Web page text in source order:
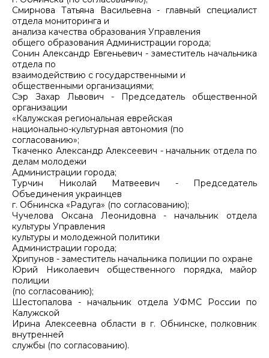
Смирнова Татьяна Васильевна - главный специалист
отдела мониторинга и
анализа качества образования Управления
общего образования Администрации города;
Сонин Александр Евгеньевич - заместитель начальника
отдела по
взаимодействию с государственными и
общественными организациями;
Сэр Захар Львович - Председатель общественной
организации
«Калужская региональная еврейская
национально-культурная автономия (по
согласованию»;
Ткаченко Александр Алексеевич - начальник отдела по
делам молодежи
Администрации города;
Турчин Николай Матвеевич - Председатель
Объединения украинцев
г. Обнинска «Радуга» (по согласованию);
Чучелова Оксана Леонидовна - начальник отдела
культуры Управления
культуры и молодежной политики
Администрации города;
Хрипунов - заместитель начальника полиции по охране
Юрий Николаевич общественного порядка, майор
полиции
(по согласованию);
Шестопалова - начальник отдела УФМС России по
Калужской
Ирина Алексеевна области в г. Обнинске, полковник
внутренней
службы (по согласованию).